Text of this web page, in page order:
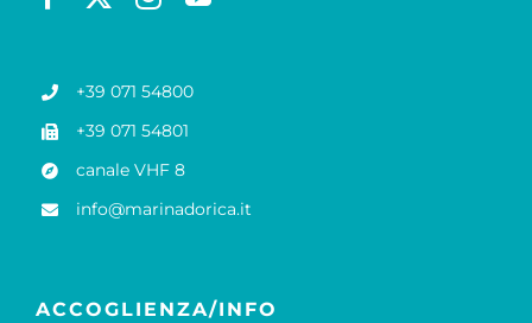
+39 071 54800
+39 071 54801
canale VHF 8
info@marinadorica.it
ACCOGLIENZA/INFO